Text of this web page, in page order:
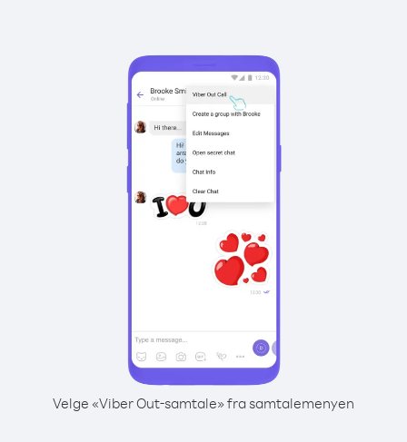
Velge «Viber Out-samtale» fra samtalemenyen